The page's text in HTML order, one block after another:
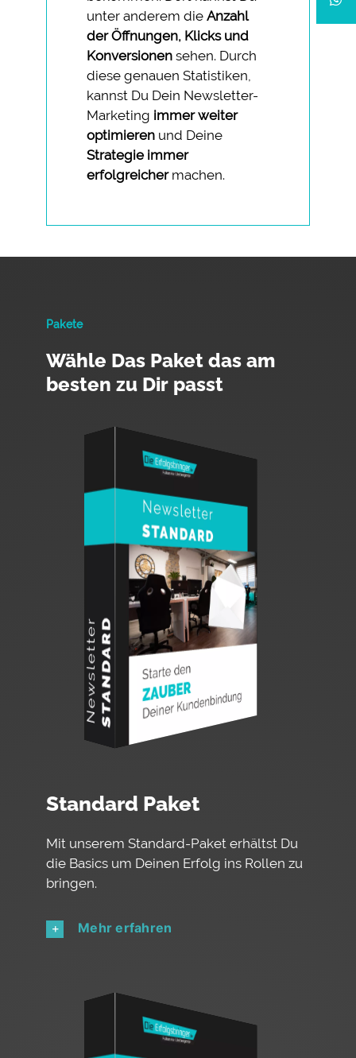
unter anderem dieAnzahl
der Öffnungen, Klicks und
Konversionen sehen. Durch
diese genauen Statistiken,
kannst Du Dein Newsletter-
Marketing immer weiter
optimieren und Deine
Strategie immer
erfolgreichermachen.
Pakete
Wähle Das Paket das am
besten zu Dir passt
Standard Paket
Mit unserem Standard-Paket erhältst Du
die Basics um Deinen Erfolg ins Rollen zu
bringen.
Mehr erfahren